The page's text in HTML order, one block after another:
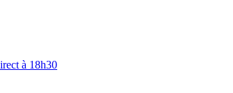
à 18h30